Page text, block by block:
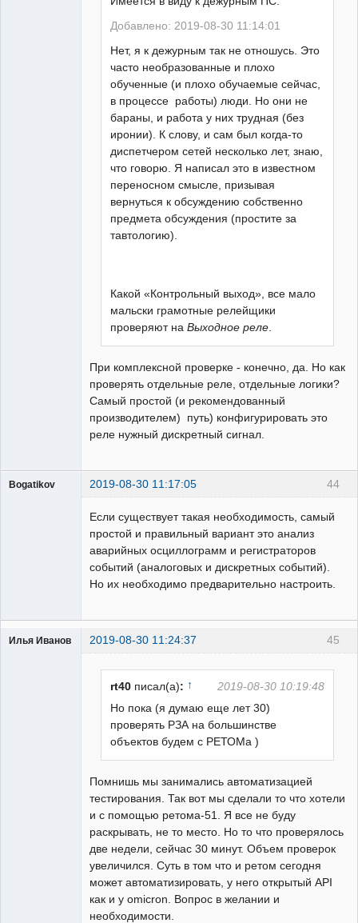
Добавлено: 2019-08-30 11:14:01
Нет, я к дежурным так не отношусь. Это
часто необразованные и плохо
обученные (и плохо обучаемые сейчас,
в процессе работы) люди. Но они не
бараны, и работа у них трудная (без
иронии). К слову, и сам был когда-то
диспетчером сетей несколько лет, знаю,
что говорю. Я написал это в известном
переносном смысле, призывая
вернуться к обсуждению собственно
предмета обсуждения (простите за
тавтологию).
Какой «Контрольный выход», все мало
мальски грамотные релейщики
проверяют наВыходное реле
При комплексной проверке - конечно, да. Но как
проверять отдельные реле, отдельные логики?
Самый простой (и рекомендованный
производителем) путь) конфигурировать это
реле нужный дискретный сигнал.
44
Bogatikov 2019-08-30 11:17:05
Если существует такая необходимость, самый
простой и правильный вариант это анализ
аварийных осциллограмм и регистраторов
событий (аналоговых и дискретных событий).
Но их необходимо предварительно настроить.
45
Илья Иванов 2019-08-30 11:24:37
rt40 писал(а): ↑
2019-08-30 10:19:48
Но пока (я думаю еще лет 30)
проверять РЗА на большинстве
объектов будем с РЕТОМа )
Помнишь мы занимались автоматизацией
тестирования. Так вот мы сделали то что хотели
и с помощью ретома-51. Я все не буду
раскрывать, не то место. Но то что проверялось
две недели, сейчас 30 минут. Объем проверок
увеличился. Суть в том что и ретом сегодня
может автоматизировать, у него открытый API
как и у omicron. Вопрос в желании и
необходимости.